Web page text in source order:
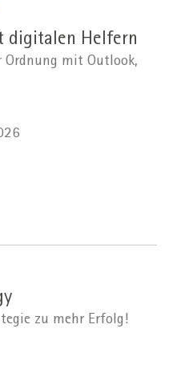
digitalen Helfern
Ordnung mit Outlook,
zu mehr Erfolg!